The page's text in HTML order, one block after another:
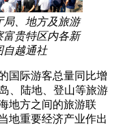
、地方及旅游
富贵特区内各新
自越通社
国际游客总量同比增
、陆地、登山等旅游
地方之间的旅游联
地重要经济产业作出